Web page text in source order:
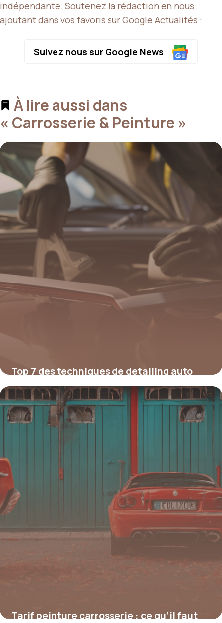
indépendante. Soutenez la rédaction en nous
ajoutant dans vos favoris sur Google Actualités :
Suivez nous sur Google News
À lire aussi dans
« Carrosserie & Peinture »
Top 7 des techniques de detailing auto
pour un fini showroom
12 juillet 2025
Tarif peinture carrosserie : ce qu’il faut